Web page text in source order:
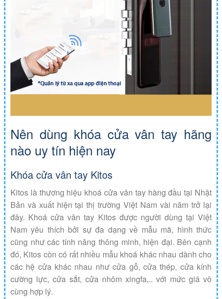
Nên dùng khóa cửa vân tay hãng
nào uy tín hiện nay
Khóa cửa vân tay Kitos
Kitos là thương hiệu khoá cửa vân tay hàng đầu tại Nhật
Bản và xuất hiện tại thị trường Việt Nam vài năm trở lại
đây. Khoá cửa vân tay Kitos được người dùng tại Việt
Nam yêu thích bởi sự đa dạng về mẫu mã, hình thức
cũng như các tính năng thông minh, hiện đại. Bên cạnh
đó, Kitos còn có rất nhiều mẫu khoá khác nhau dành cho
các hệ cửa khác nhau như cửa gỗ, cửa thép, cửa kính
cường lực, cửa sắt, cửa nhôm xingfa,.. với mức giá vô
cùng hợp lý.